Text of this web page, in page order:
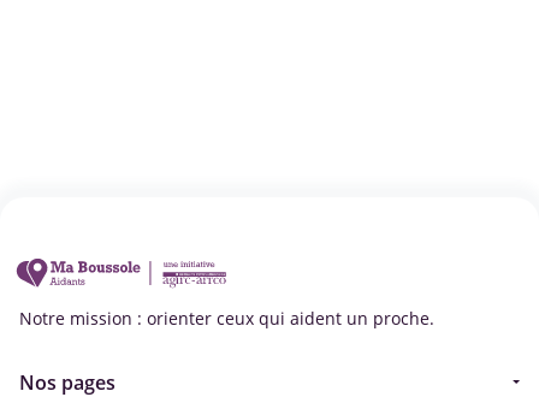
Notre mission : orienter ceux qui aident un proche.
Nos pages